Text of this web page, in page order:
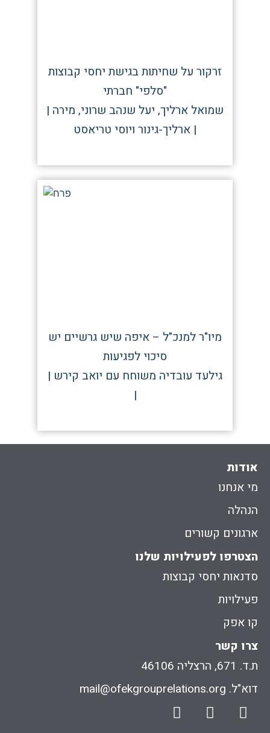
זרקור על שחיתות בגישת יחסי קבוצות
"סלפי" חברתי
| שמואל ארליך, יעל שנהב שרוני, מירה
ארליך-גינור ויוסי טריאסט |
מיו"ר למנכ"ל – איפה שיש גרשיים יש
סיכוי לפגיעות
| גילעד עובדיה משוחח עם יואב קירש
|
אודות
מי אנחנו
הנהלה
ארגונים קשורים
הצטרפו לפעילויות שלנו
סדנאות יחסי קבוצות
פעילויות
קו אפק
צרו קשר
ת.ד. 671, הרצליה 46106
דוא"ל. mail@ofekgrouprelations.org